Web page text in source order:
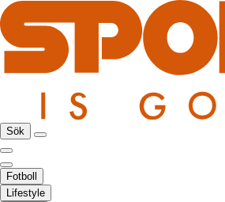
Sök
Fotboll
Lifestyle